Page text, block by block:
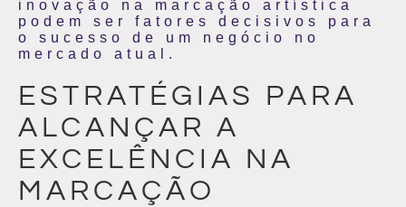
inovação na marcação artística
podem ser fatores decisivos para
o sucesso de um negócio no
mercado atual.
ESTRATÉGIAS PARA
ALCANÇAR A
EXCELÊNCIA NA
MARCAÇÃO